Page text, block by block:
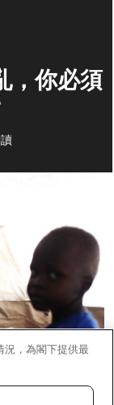
，你必須
況，為閣下提供最